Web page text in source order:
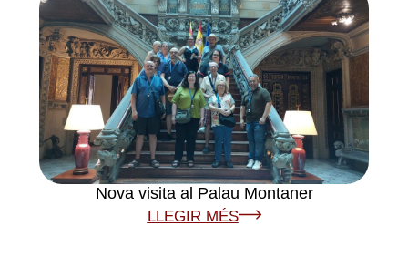
Nova visita al Palau Montaner
LLEGIR MÉS